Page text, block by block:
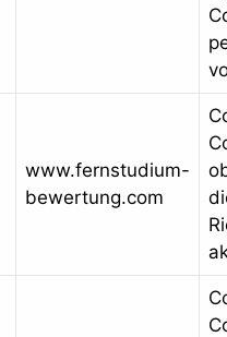
www.fernstudium-
bewertung.com